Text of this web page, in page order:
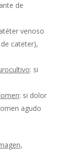
de
venoso
cateter),
: si
: si dolor
agudo